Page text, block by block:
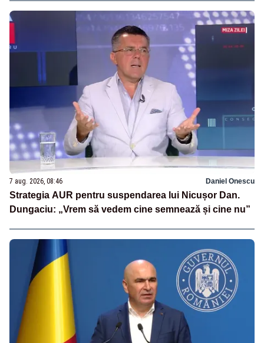
7 aug. 2026, 08:46 Daniel Onescu
Strategia AUR pentru suspendarea lui Nicușor Dan.
Dungaciu: „Vrem să vedem cine semnează și cine nu”